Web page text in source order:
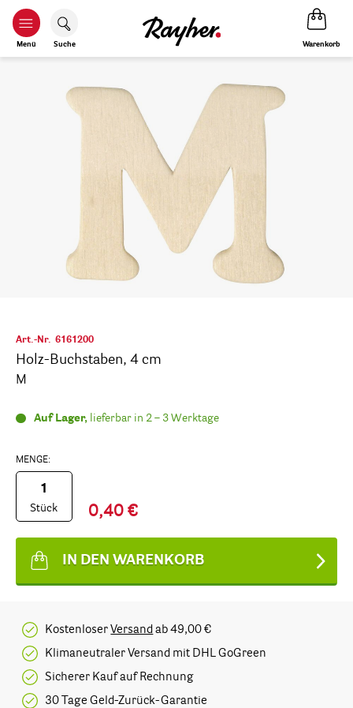
Menü Suche Warenkorb
Art.-Nr. 6161200
Holz-Buchstaben, 4 cm
M
Auf Lager, lieferbar in 2 – 3 Werktage
IN DEN WARENKORB
MENGE:
Stück 0,40 €
KostenloserVersand ab 49,00 €
Klimaneutraler Versand mit DHL GoGreen
Sicherer Kauf auf Rechnung
30 Tage Geld-Zurück-Garantie